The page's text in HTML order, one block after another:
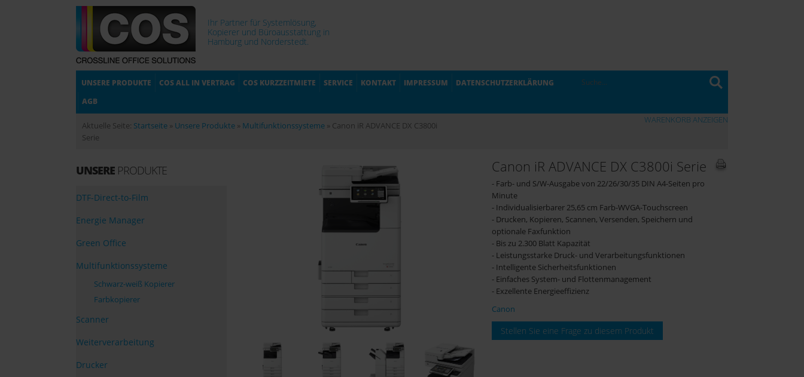
Ihr Partner für Systemlösung,
Kopierer und Büroausstattung in
Hamburg und Norderstedt.
UNSERE PRODUKTE COS ALL IN VERTRAG COS KURZZEITMIETE SERVICE KONTAKT IMPRESSUM
DATENSCHUTZERKLÄRUNG
AGB
Aktuelle Seite: Startseite » Unsere Produkte » Multifunktionssysteme » Canon iR ADVANCE DX C3800i
Serie
WARENKORB ANZEIGEN
UNSERE PRODUKTE
DTF-Direct-to-Film
Energie Manager
Green Office
Multifunktionssysteme
Schwarz-weiß Kopierer
Farbkopierer
Scanner
Weiterverarbeitung
Drucker
Canon iR ADVANCE DX C3800i Serie
- Farb- und S/W-Ausgabe von 22/26/30/35 DIN A4-Seiten pro
Minute
- Individualisierbarer 25,65 cm Farb-WVGA-Touchscreen
- Drucken, Kopieren, Scannen, Versenden, Speichern und
optionale Faxfunktion
- Bis zu 2.300 Blatt Kapazität
- Leistungsstarke Druck- und Verarbeitungsfunktionen
- Intelligente Sicherheitsfunktionen
- Einfaches System- und Flottenmanagement
- Exzellente Energieeffizienz
Canon
Stellen Sie eine Frage zu diesem Produkt